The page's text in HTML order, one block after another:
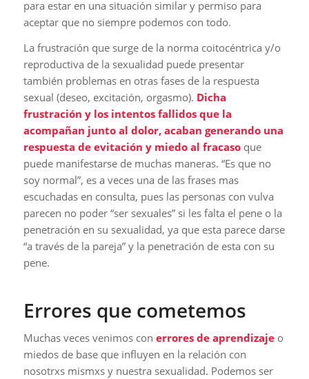
para estar en una situación similar y permiso para
aceptar que no siempre podemos con todo.
La frustración que surge de la norma coitocéntrica y/o
reproductiva de la sexualidad puede presentar
también problemas en otras fases de la respuesta
sexual (deseo, excitación, orgasmo). Dicha
frustración y los intentos fallidos que la
acompañan junto al dolor, acaban generando una
respuesta de evitación y miedo al fracaso que
puede manifestarse de muchas maneras. “Es que no
soy normal”, es a veces una de las frases mas
escuchadas en consulta, pues las personas con vulva
parecen no poder “ser sexuales” si les falta el pene o la
penetración en su sexualidad, ya que esta parece darse
“a través de la pareja” y la penetración de esta con su
pene.
Errores que cometemos
Muchas veces venimos con errores de aprendizajeo
miedos de base que influyen en la relación con
nosotrxs mismxs y nuestra sexualidad. Podemos ser